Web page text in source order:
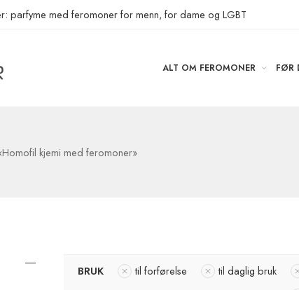
parfyme med feromoner for menn, for dame og LGBT
ALT OM FEROMONER FØR
kjemi med feromoner»
BRUK til forførelse til daglig bruk